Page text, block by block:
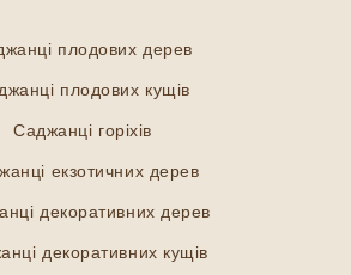
плодових дерев
плодових кущів
Саджанці горіхів
екзотичних дерев
декоративних дерев
декоративних кущів